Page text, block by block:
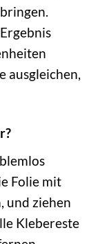
ausgleichen,
Folie mit
und ziehen
Klebereste